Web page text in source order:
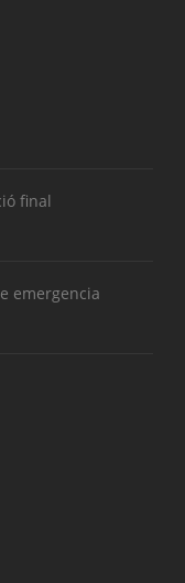
final
emergencia